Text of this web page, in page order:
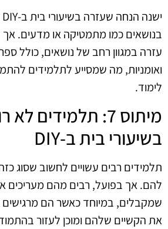
בנושאים כמו מתמטיקה או מדעים.
עזרה במגוון רחב של נושאים, כולל
ואומניות, מה שמסייע לתלמידים
לימוד.
מיתוס 7: תלמידים
בשיעורי בית ב-DIY
תלמידים רבים עשויים לחשוב שסוג
להם. אך בפועל, רבים מהם מעריכים
שמקבלים, במיוחד כאשר הם מרגישים
את הקשיים שלהם ומוכן לעזור